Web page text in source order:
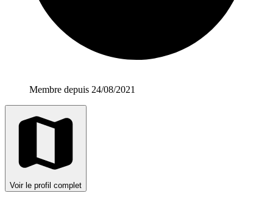
Membre depuis 24/08/2021
Voir le profil complet